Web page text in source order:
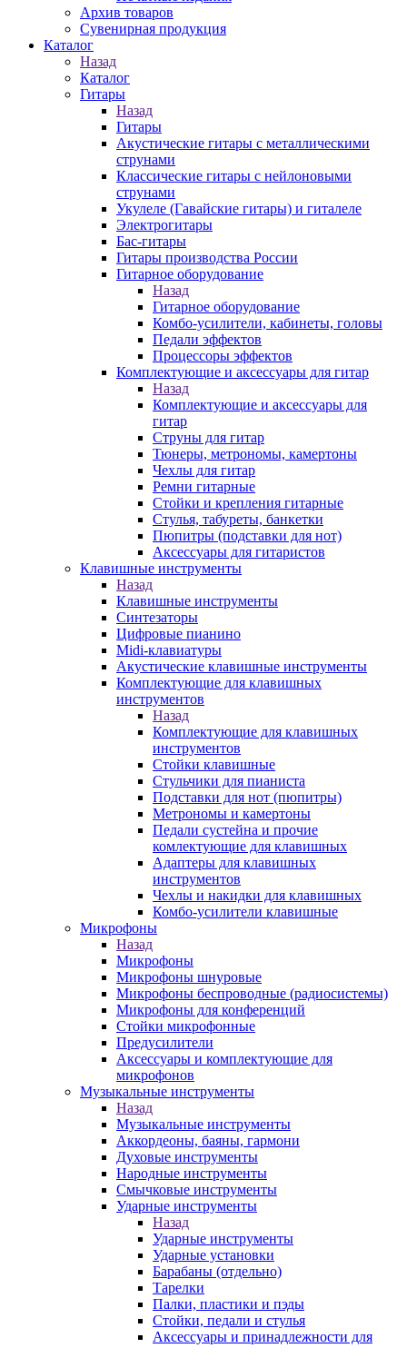
Архив товаров
Сувенирная продукция
Каталог
Назад
Каталог
Гитары
Назад
Гитары
Акустические гитары с металлическими
струнами
Классические гитары с нейлоновыми
струнами
Укулеле (Гавайские гитары) и гиталеле
Электрогитары
Бас-гитары
Гитары производства России
Гитарное оборудование
Назад
Гитарное оборудование
Комбо-усилители, кабинеты, головы
Педали эффектов
Процессоры эффектов
Комплектующие и аксессуары для гитар
Назад
Комплектующие и аксессуары для
гитар
Струны для гитар
Тюнеры, метрономы, камертоны
Чехлы для гитар
Ремни гитарные
Стойки и крепления гитарные
Стулья, табуреты, банкетки
Пюпитры (подставки для нот)
Аксессуары для гитаристов
Клавишные инструменты
Назад
Клавишные инструменты
Синтезаторы
Цифровые пианино
Midi-клавиатуры
Акустические клавишные инструменты
Комплектующие для клавишных
инструментов
Назад
Комплектующие для клавишных
инструментов
Стойки клавишные
Стульчики для пианиста
Подставки для нот (пюпитры)
Метрономы и камертоны
Педали сустейна и прочие
комлектующие для клавишных
Адаптеры для клавишных
инструментов
Чехлы и накидки для клавишных
Комбо-усилители клавишные
Микрофоны
Назад
Микрофоны
Микрофоны шнуровые
Микрофоны беспроводные (радиосистемы)
Микрофоны для конференций
Стойки микрофонные
Предусилители
Аксессуары и комплектующие для
микрофонов
Музыкальные инструменты
Назад
Музыкальные инструменты
Аккордеоны, баяны, гармони
Духовые инструменты
Народные инструменты
Смычковые инструменты
Ударные инструменты
Назад
Ударные инструменты
Ударные установки
Барабаны (отдельно)
Тарелки
Палки, пластики и пэды
Стойки, педали и стулья
Аксессуары и принадлежности для